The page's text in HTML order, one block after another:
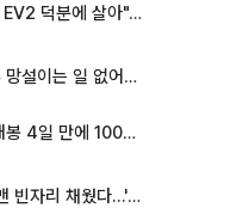
'굿 윌 헌팅' 배우 "기아 EV2 덕분에 살아"…교통사고 후 안전성 극찬
李대통령 “청년이 결혼 망설이는 일 없어야...제도상 불이익 조사”
놀란 감독 '오디세이', 개봉 4일 만에 100만 돌파⋯'왕사남' 보다 빠르다
'불명' 문세윤, 故 터틀맨 빈자리 채웠다…'거북이' 눈물의 최종 우승